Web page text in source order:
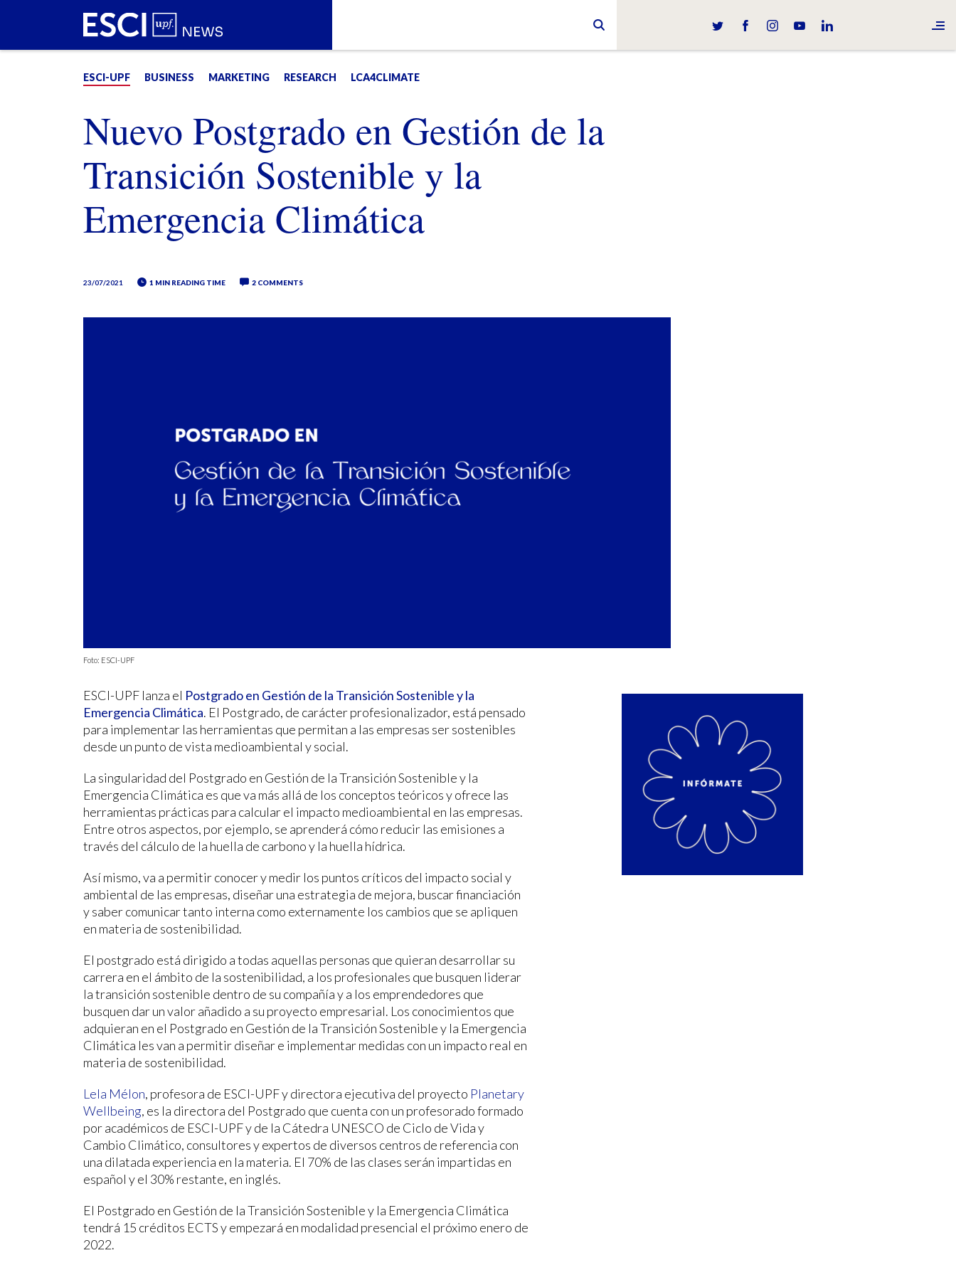
ESCI-UPF BUSINESS MARKETING RESEARCH LCA4CLIMATE
Nuevo Postgrado en Gestión de la
Transición Sostenible y la
Emergencia Climática
23/07/2021 1 MIN READING TIME 2 COMMENTS
Foto: ESCI-UPF
ESCI-UPF lanza el Postgrado en Gestión de la Transición Sostenible y la
Emergencia Climática. El Postgrado, de carácter profesionalizador, está pensado
para implementar las herramientas que permitan a las empresas ser sostenibles
desde un punto de vista medioambiental y social.
La singularidad del Postgrado en Gestión de la Transición Sostenible y la
Emergencia Climática es que va más allá de los conceptos teóricos y ofrece las
herramientas prácticas para calcular el impacto medioambiental en las empresas.
Entre otros aspectos, por ejemplo, se aprenderá cómo reducir las emisiones a
través del cálculo de la huella de carbono y la huella hídrica.
Así mismo, va a permitir conocer y medir los puntos críticos del impacto social y
ambiental de las empresas, diseñar una estrategia de mejora, buscar financiación
y saber comunicar tanto interna como externamente los cambios que se apliquen
en materia de sostenibilidad.
El postgrado está dirigido a todas aquellas personas que quieran desarrollar su
carrera en el ámbito de la sostenibilidad, a los profesionales que busquen liderar
la transición sostenible dentro de su compañía y a los emprendedores que
busquen dar un valor añadido a su proyecto empresarial. Los conocimientos que
adquieran en el Postgrado en Gestión de la Transición Sostenible y la Emergencia
Climática les van a permitir diseñar e implementar medidas con un impacto real en
materia de sostenibilidad.
Lela Mélon, profesora de ESCI-UPF y directora ejecutiva del proyecto Planetary
Wellbeing, es la directora del Postgrado que cuenta con un profesorado formado
por académicos de ESCI-UPF y de la Cátedra UNESCO de Ciclo de Vida y
Cambio Climático, consultores y expertos de diversos centros de referencia con
una dilatada experiencia en la materia. El 70% de las clases serán impartidas en
español y el 30% restante, en inglés.
El Postgrado en Gestión de la Transición Sostenible y la Emergencia Climática
tendrá 15 créditos ECTS y empezará en modalidad presencial el próximo enero de
2022.